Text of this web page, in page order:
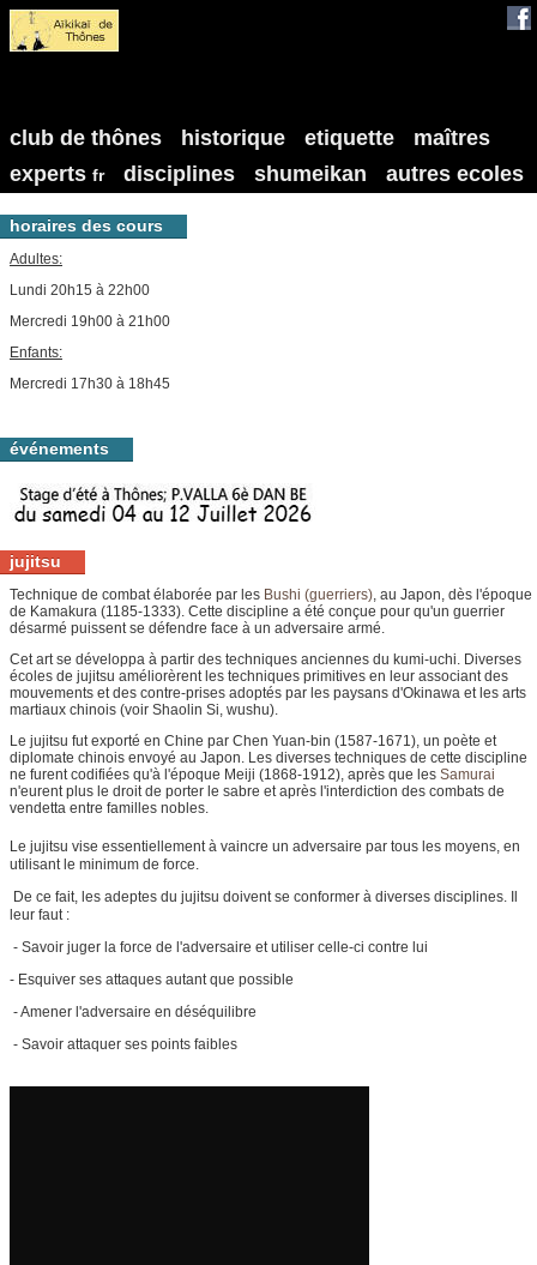
club de thônes historique etiquette
maîtres
experts fr disciplines shumeikan autres ecoles
horaires des cours
Adultes:
Lundi 20h15 à 22h00
Mercredi 19h00 à 21h00
Enfants:
Mercredi 17h30 à 18h45
événements
jujitsu
Technique de combat élaborée par les Bushi (guerriers) , au Japon, dès l'époque
de Kamakura (1185-1333). Cette discipline a été conçue pour qu'un guerrier
désarmé puissent se défendre face à un adversaire armé.
Cet art se développa à partir des techniques anciennes du kumi-uchi. Diverses
écoles de jujitsu améliorèrent les techniques primitives en leur associant des
mouvements et des contre-prises adoptés par les paysans d'Okinawa et les arts
martiaux chinois (voir Shaolin Si, wushu).
Le jujitsu fut exporté en Chine par Chen Yuan-bin (1587-1671), un poète et
diplomate chinois envoyé au Japon. Les diverses techniques de cette discipline
ne furent codifiées qu'à l'époque Meiji (1868-1912), après que les Samurai
n'eurent plus le droit de porter le sabre et après l'interdiction des combats de
vendetta entre familles nobles.
Le jujitsu vise essentiellement à vaincre un adversaire par tous les moyens, en
utilisant le minimum de force.
De ce fait, les adeptes du jujitsu doivent se conformer à diverses disciplines. Il
leur faut :
- Savoir juger la force de l'adversaire et utiliser celle-ci contre lui
- Esquiver ses attaques autant que possible
- Amener l'adversaire en déséquilibre
- Savoir attaquer ses points faibles